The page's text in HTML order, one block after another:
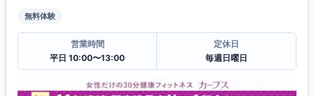
無料体験
営業時間
平日 10:00〜13:00
定休日
毎週日曜日